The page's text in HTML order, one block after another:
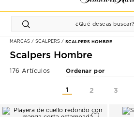
FAVORITOS
PERFIL
DIRECCIONES
MARCAS SCALPERS SCALPERS HOMBRE
Scalpers Hombre
176 Artículos
1 2 3